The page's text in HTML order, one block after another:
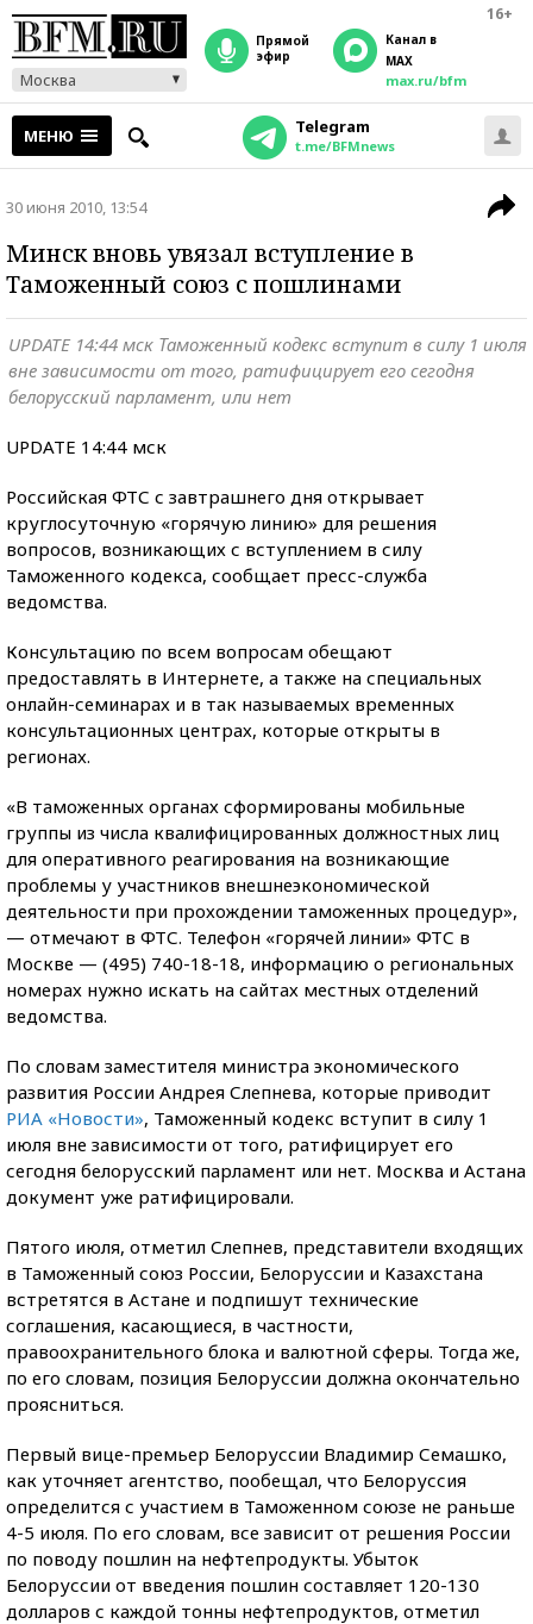
16+
Москва
прямой
эфир
Канал в
MAX
max.ru/bfm
МЕНЮ Telegram
t.me/BFMnews
30 июня 2010, 13:54
Минск вновь увязал вступление в
Таможенный союз с пошлинами
UPDATE 14:44 мск Таможенный кодекс вступит в силу 1 июля
вне зависимости от того, ратифицирует его сегодня
белорусский парламент, или нет
UPDATE 14:44 мск
Российская ФТС с завтрашнего дня открывает
круглосуточную «горячую линию» для решения
вопросов, возникающих с вступлением в силу
Таможенного кодекса, сообщает пресс-служба
ведомства.
Консультацию по всем вопросам обещают
предоставлять в Интернете, а также на специальных
онлайн-семинарах и в так называемых временных
консультационных центрах, которые открыты в
регионах.
«В таможенных органах сформированы мобильные
группы из числа квалифицированных должностных лиц
для оперативного реагирования на возникающие
проблемы у участников внешнеэкономической
деятельности при прохождении таможенных процедур»,
— отмечают в ФТС. Телефон «горячей линии» ФТС в
Москве — (495) 740-18-18, информацию о региональных
номерах нужно искать на сайтах местных отделений
ведомства.
По словам заместителя министра экономического
развития России Андрея Слепнева, которые приводит
РИА «Новости», Таможенный кодекс вступит в силу 1
июля вне зависимости от того, ратифицирует его
сегодня белорусский парламент или нет. Москва и Астана
документ уже ратифицировали.
Пятого июля, отметил Слепнев, представители входящих
в Таможенный союз России, Белоруссии и Казахстана
встретятся в Астане и подпишут технические
соглашения, касающиеся, в частности,
правоохранительного блока и валютной сферы. Тогда же,
по его словам, позиция Белоруссии должна окончательно
проясниться.
Первый вице-премьер Белоруссии Владимир Семашко,
как уточняет агентство, пообещал, что Белоруссия
определится с участием в Таможенном союзе не раньше
4-5 июля. По его словам, все зависит от решения России
по поводу пошлин на нефтепродукты. Убыток
Белоруссии от введения пошлин составляет 120-130
долларов с каждой тонны нефтепродуктов, отметил